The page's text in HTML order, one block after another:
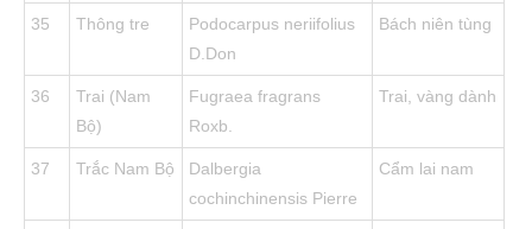
35 Thông tre
Podocarpus neriifolius
D.Don
Bách niên tùng
36
Trai (Nam
Bộ)
Fugraea fragrans
Roxb.
Trai, vàng dành
37 Trắc Nam Bộ
Dalbergia
cochinchinensis Pierre
Cẩm lai nam